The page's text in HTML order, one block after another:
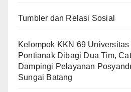
Tumbler dan Relasi Sosial
Kelompok KKN 69
Pontianak Dibagi Dua Tim,
Dampingi Pelayanan
Sungai Batang